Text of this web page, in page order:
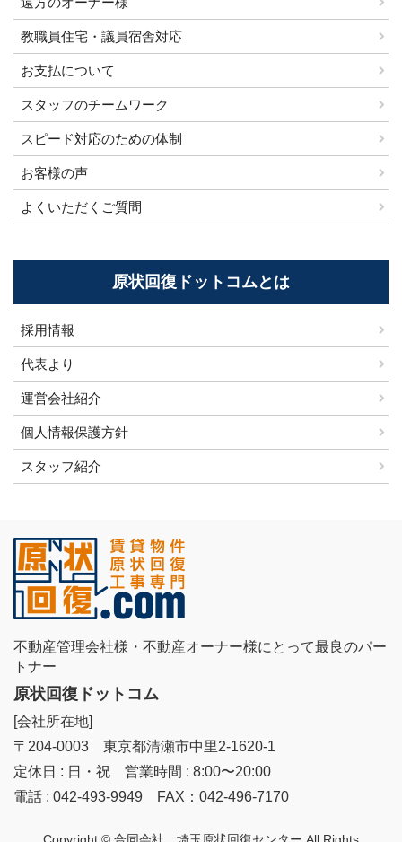
教職員住宅・議員宿舎対応
お支払について
スタッフのチームワーク
スピード対応のための体制
お客様の声
よくいただくご質問
原状回復ドットコムとは
採用情報
代表より
運営会社紹介
個人情報保護方針
スタッフ紹介
不動産管理会社様・不動産オーナー様にとって最良のパー
トナー
原状回復ドットコム
[会社所在地]
〒204-0003 東京都清瀬市中里2-1620-1
定休日 : 日・祝 営業時間 : 8:00〜20:00
電話 : 042-493-9949 FAX：042-496-7170
Copyright © 合同会社 埼玉原状回復センター All Rights